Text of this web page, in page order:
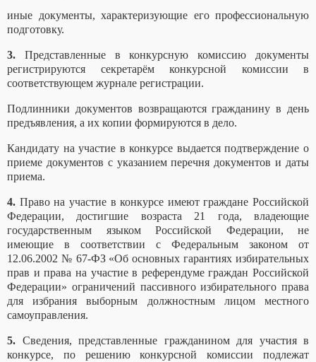
иные документы, характеризующие его профессиональную
подготовку.
3. Представленные в конкурсную комиссию документы
регистрируются секретарём конкурсной комиссии в
соответствующем журнале регистрации.
Подлинники документов возвращаются гражданину в день
предъявления, а их копии формируются в дело.
Кандидату на участие в конкурсе выдается подтверждение о
приеме документов с указанием перечня документов и даты
приема.
4. Право на участие в конкурсе имеют граждане Российской
Федерации, достигшие возраста 21 года, владеющие
государственным языком Российской Федерации, не
имеющие в соответствии с Федеральным законом от
12.06.2002 № 67-ФЗ «Об основных гарантиях избирательных
прав и права на участие в референдуме граждан Российской
Федерации» ограничений пассивного избирательного права
для избрания выборным должностным лицом местного
самоуправления.
5. Сведения, представленные гражданином для участия в
конкурсе, по решению конкурсной комиссии подлежат